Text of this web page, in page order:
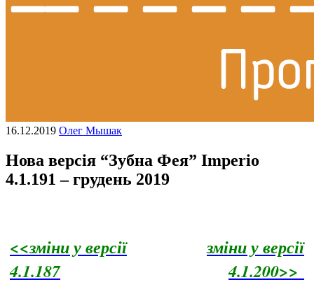
16.12.2019 Олег Мышак
Нова версія “Зубна Фея” Imperio
4.1.191 – грудень 2019
<<зміни у версії
4.1.187
зміни у версії
4.1.200>>